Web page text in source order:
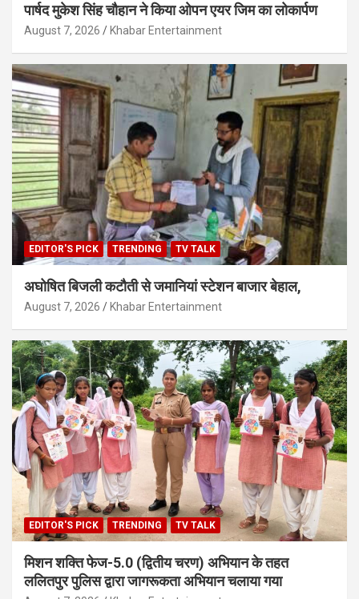
पार्षद मुकेश सिंह चौहान ने किया ओपन एयर जिम का लोकार्पण
August 7, 2026 Khabar Entertainment
EDITOR'S PICK TRENDING TV TALK
अघोषित बिजली कटौती से जमानियां स्टेशन बाजार बेहाल,
August 7, 2026 Khabar Entertainment
EDITOR'S PICK TRENDING TV TALK
मिशन शक्ति फेज-5.0 (द्वितीय चरण) अभियान के तहत
ललितपुर पुलिस द्वारा जागरूकता अभियान चलाया गया